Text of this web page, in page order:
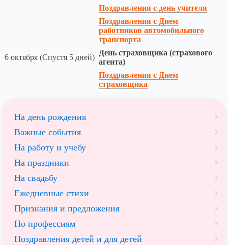
Поздравления с день учителя
Поздравления с Днем
работников автомобильного
транспорта
6 октября (Спустя 5 дней)
День страховщика (страхового
агента)
Поздравления с Днем
страховщика
На день рождения
Важные события
На работу и учебу
На праздники
На свадьбу
Ежедневные стихи
Признания и предложения
По профессиям
Поздравления детей и для детей